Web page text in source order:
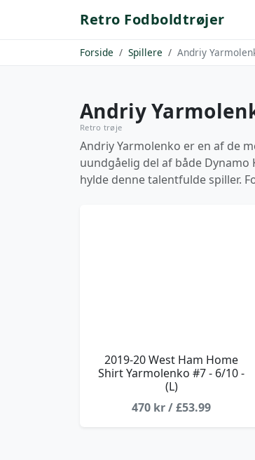
Retro Fodboldtrøjer
Forside Spillere Andriy
Andriy
Retro trøje
Andriy Yarmolenko er en af de
uundgåelig del af både
hylde denne talentfulde spiller.
2019-20 West Ham Home
Shirt Yarmolenko #7 - 6/10 -
(L)
470 kr / £53.99